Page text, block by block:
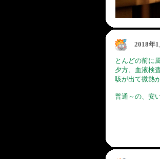
2018年
とんどの前に
夕方、血液検
咳が出て微熱
普通～の、安